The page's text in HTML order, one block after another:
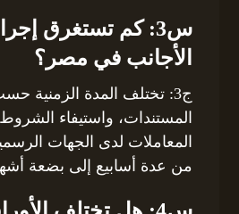
س3: كم تستغرق
الأجانب في مصر؟
ج3: تختلف المدة الزمنية
المستندات، واستيفاء
المعاملات لدى الجهات
من عدة أسابيع إلى بضعة